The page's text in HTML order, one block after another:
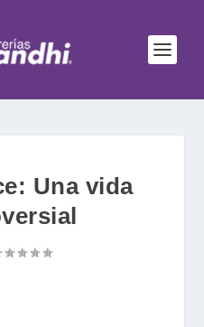
Una vida